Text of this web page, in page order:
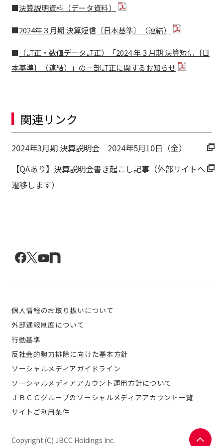
■決算説明資料（データ資料）
■2024年３月期 決算短信〔日本基準〕（連結）
■ （訂正・数値データ訂正）「2024 年３月期 決算短信〔日
本基準〕（連結）」の一部訂正に関するお知らせ
関連リンク
2024年3月期 決算説明会 2024年5月10日（金）
【QAあり】決算説明会書き起こし記事（外部サイトへ
遷移します）
個人情報のお取り扱いについて
外部通報制度について
行動基準
反社会的勢力排除に向けた基本方針
ソーシャルメディアガイドライン
ソーシャルメディアアカウント運用方針について
ＪＢＣＣグループのソーシャルメディアアカウント一覧
サイトご利用条件
Copyright (C) JBCC Holdings Inc.